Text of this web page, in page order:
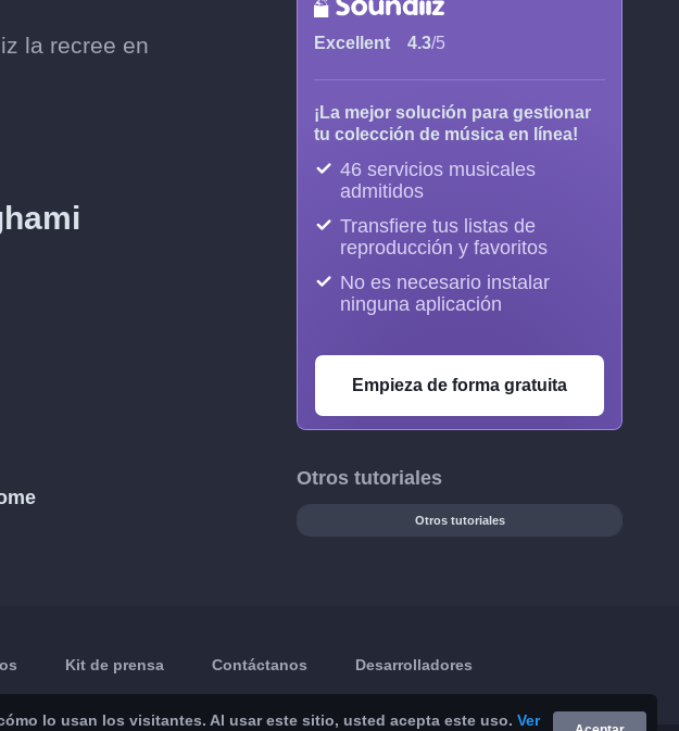
la recree en
Excellent 4.3/5
¡La mejor solución para gestionar
tu colección de música en línea!
46 servicios musicales
admitidos
Transfiere tus listas de
reproducción y favoritos
No es necesario instalar
ninguna aplicación
Empieza de forma gratuita
Otros tutoriales
Otros tutoriales
Kit de prensa Contáctanos Desarrolladores
lo usan los visitantes. Al usar este sitio, usted acepta este uso. Ver